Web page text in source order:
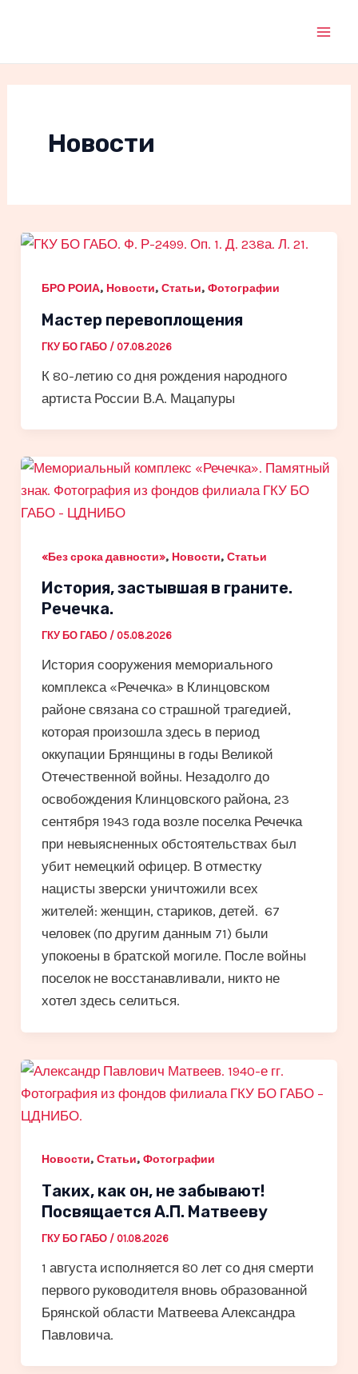
Новости
БРО РОИА, Новости, Статьи, Фотографии
Мастер перевоплощения
ГКУ БО ГАБО / 07.08.2026
К 80-летию со дня рождения народного
артиста России В.А. Мацапуры
«Без срока давности», Новости, Статьи
История, застывшая в граните.
Речечка.
ГКУ БО ГАБО / 05.08.2026
История сооружения мемориального
комплекса «Речечка» в Клинцовском
районе связана со страшной трагедией,
которая произошла здесь в период
оккупации Брянщины в годы Великой
Отечественной войны. Незадолго до
освобождения Клинцовского района, 23
сентября 1943 года возле поселка Речечка
при невыясненных обстоятельствах был
убит немецкий офицер. В отместку
нацисты зверски уничтожили всех
жителей: женщин, стариков, детей. 67
человек (по другим данным 71) были
упокоены в братской могиле. После войны
поселок не восстанавливали, никто не
хотел здесь селиться.
Новости, Статьи, Фотографии
Таких, как он, не забывают!
Посвящается А.П. Матвееву
ГКУ БО ГАБО / 01.08.2026
1 августа исполняется 80 лет со дня смерти
первого руководителя вновь образованной
Брянской области Матвеева Александра
Павловича.